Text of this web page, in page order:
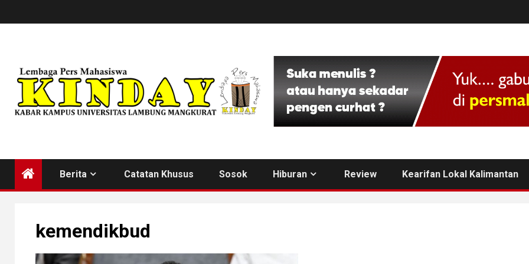
to
Berita Catatan Khusus Sosok Hiburan Review Kearifan Lokal Kalimantan
kemendikbud